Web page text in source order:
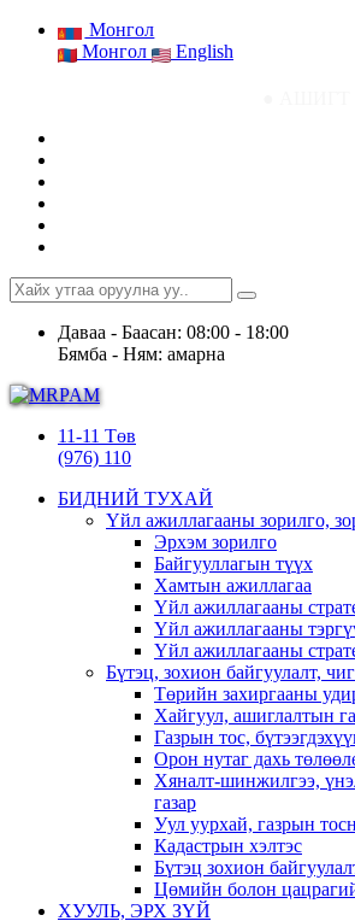
Монгол
Монгол
English
Даваа - Баасан: 08:00 - 18:00
Бямба - Ням: амарна
11-11 Төв
(976) 110
БИДНИЙ ТУХАЙ
Үйл ажиллагааны зорилго,
Эрхэм зорилго
Байгууллагын түүх
Хамтын ажиллагаа
Үйл ажиллагааны
Үйл ажиллагааны
Үйл ажиллагааны
Бүтэц, зохион байгуулалт,
Төрийн захиргааны
Хайгуул, ашиглалтын
Газрын тос,
Орон нутаг дахь
Хяналт-шинжилгээ,
газар
Уул уурхай, газрын
Кадастрын хэлтэс
Бүтэц зохион
Цөмийн болон
ХУУЛЬ, ЭРХ ЗҮЙ